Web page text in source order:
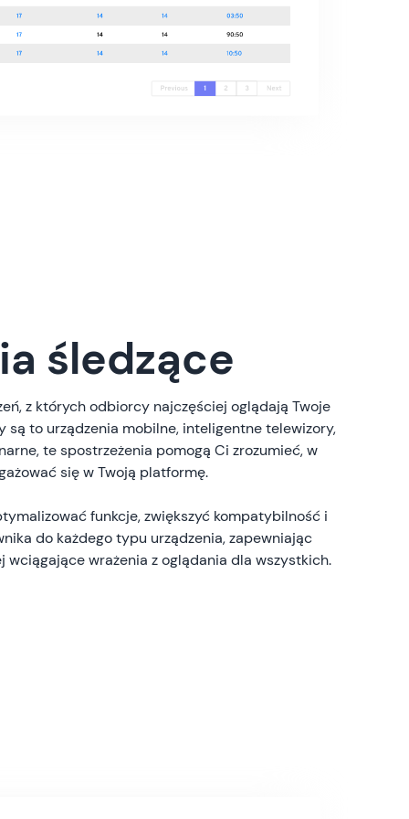
śledzące
z których odbiorcy najczęściej oglądają Twoje
są to urządzenia mobilne, inteligentne telewizory,
te spostrzeżenia pomogą Ci zrozumieć, w
się w Twoją platformę.
funkcje, zwiększyć kompatybilność i
do każdego typu urządzenia, zapewniając
wciągające wrażenia z oglądania dla wszystkich.